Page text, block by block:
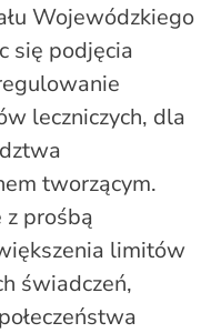
Wojewódzkiego
się podjęcia
leczniczych, dla
tworzącym.
z prośbą
limitów
świadczeń,